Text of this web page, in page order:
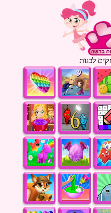
לבנות